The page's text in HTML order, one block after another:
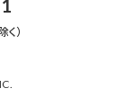
）